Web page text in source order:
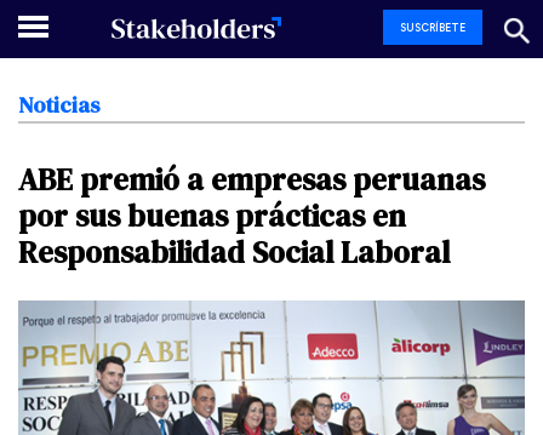
SUSCRÍBETE
Noticias
ABE premió a empresas peruanas
por susbuenas prácticas en
Responsabilidad SocialLaboral